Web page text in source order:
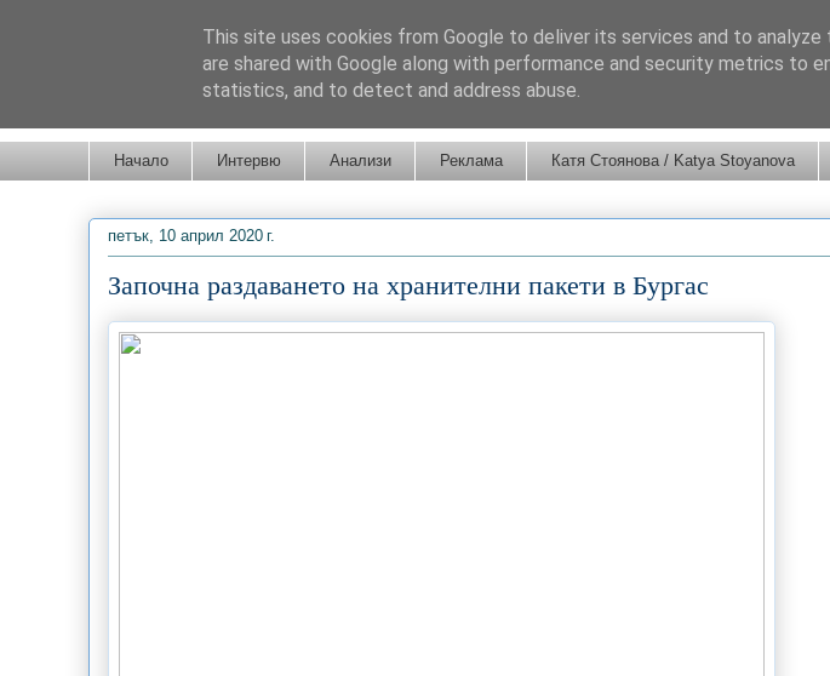
Начало Интервю Анализи Реклама Катя Стоянова / Katya Stoyanova
петък, 10 април 2020 г.
Започна раздаването на хранителни пакети в Бургас
This site uses cookies from Google to deliver its services and to analyze
are shared with Google along with performance and security metrics to
statistics, and to detect and address abuse.